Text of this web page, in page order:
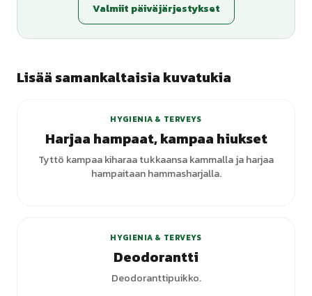
Valmiit päiväjärjestykset
Lisää samankaltaisia kuvatukia
+3
HYGIENIA & TERVEYS
Harjaa hampaat, kampaa hiukset
Tyttö kampaa kiharaa tukkaansa kammalla ja harjaa
hampaitaan hammasharjalla.
HYGIENIA & TERVEYS
Deodorantti
Deodoranttipuikko.